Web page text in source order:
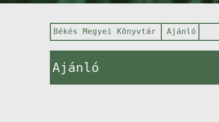
Békés Megyei Könyvtár Ajánló
Ajánló